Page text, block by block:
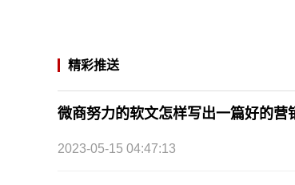
精彩推送
微商努力的软文怎样写出一篇好的营
2023-05-15 04:47:13